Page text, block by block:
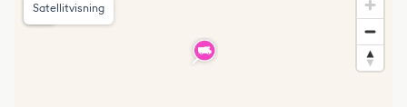
Satellitvisning